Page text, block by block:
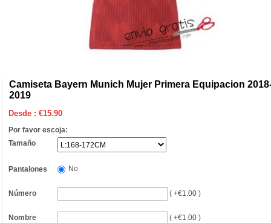
Camiseta Bayern Munich Mujer Primera Equipacion
2019
Desde :€15.90
Por favor escoja:
Tamaño
Pantalones No
Número ( +€1.00 )
Nombre ( +€1.00 )